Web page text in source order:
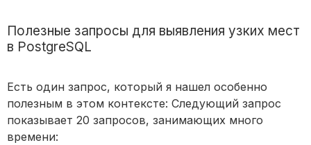
Полезные запросы для выявления узких мест
в PostgreSQL
Есть один запрос, который я нашел особенно
полезным в этом контексте: Следующий запрос
показывает 20 запросов, занимающих много
времени: